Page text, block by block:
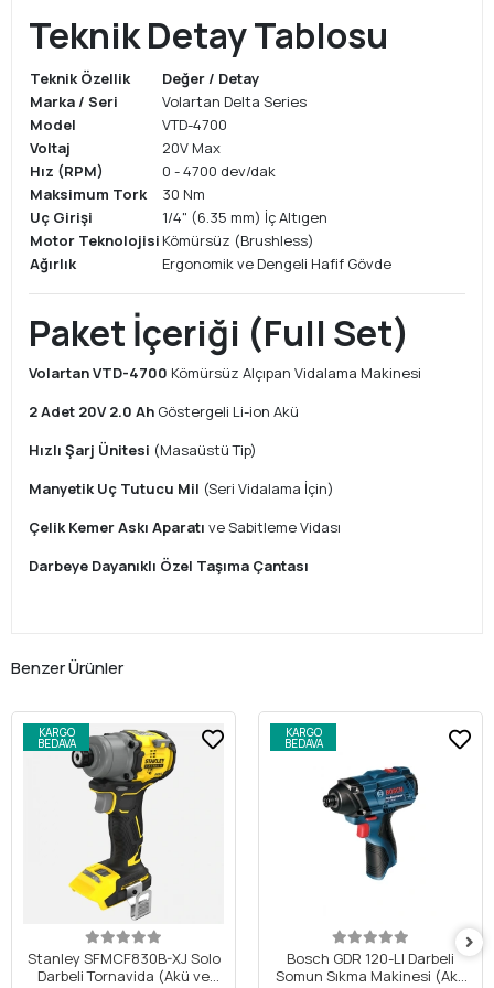
Teknik Detay Tablosu
Teknik Özellik
Değer / Detay
Marka / Seri
Volartan Delta Series
Model
VTD-4700
Voltaj
20V Max
Hız (RPM)
0 - 4700 dev/dak
Maksimum Tork
30 Nm
Uç Girişi
1/4" (6.35 mm) İç Altıgen
Motor Teknolojisi Kömürsüz (Brushless)
Ağırlık
Ergonomik ve Dengeli Hafif Gövde
Paket İçeriği (Full Set)
Volartan VTD-4700 Kömürsüz Alçıpan Vidalama Makinesi
2 Adet 20V 2.0 Ah Göstergeli Li-ion Akü
Hızlı Şarj Ünitesi (Masaüstü Tip)
Manyetik Uç Tutucu Mil (Seri Vidalama İçin)
Çelik Kemer Askı Aparatı ve Sabitleme Vidası
Darbeye Dayanıklı Özel Taşıma Çantası
Benzer Ürünler
KARGO
BEDAVA
Stanley SFMCF830B-XJ Solo
Darbeli Tornavida (Akü ve
KARGO
BEDAVA
Bosch GDR 120-LI Darbeli
Somun Sıkma Makinesi (Akü